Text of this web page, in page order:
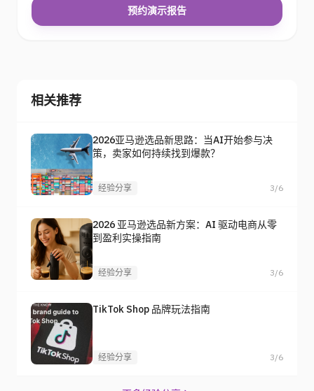
预约演示报告
相关推荐
2026亚马逊选品新思路：当AI开始参与决
策，卖家如何持续找到爆款？
经验分享 3/6
2026 亚马逊选品新方案：AI 驱动电商从零
到盈利实操指南
经验分享 3/6
TikTok Shop 品牌玩法指南
经验分享 3/6